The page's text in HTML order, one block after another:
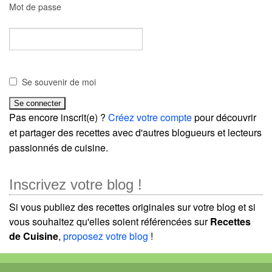
Mot de passe
Se souvenir de moi
Pas encore inscrit(e) ? Créez votre comptepour découvrir
et partager des recettes avec d'autres blogueurs et lecteurs
passionnés de cuisine.
Inscrivez votre blog !
Si vous publiez des recettes originales sur votre blog et si
vous souhaitez qu'elles soient référencées surRecettes
de Cuisine, proposez votre blog !